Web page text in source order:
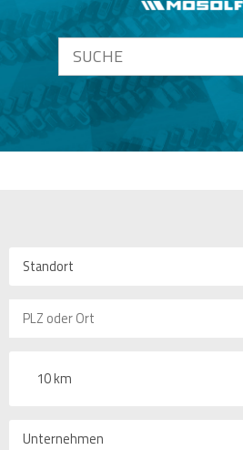
Standort
10 km
Unternehmen